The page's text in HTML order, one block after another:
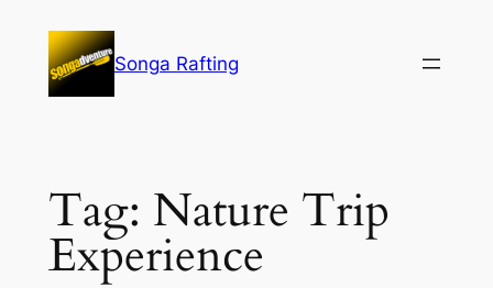
konten
Songa Rafting
Tag: Nature Trip
Experience